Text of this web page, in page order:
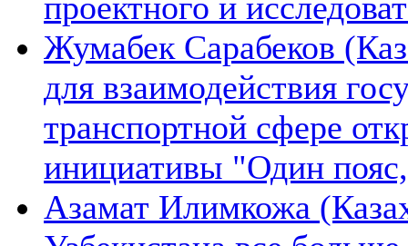
Жумабек Сарабеков
для взаимодействия
транспортной сфере
инициативы "Один
Азамат Илимкожа